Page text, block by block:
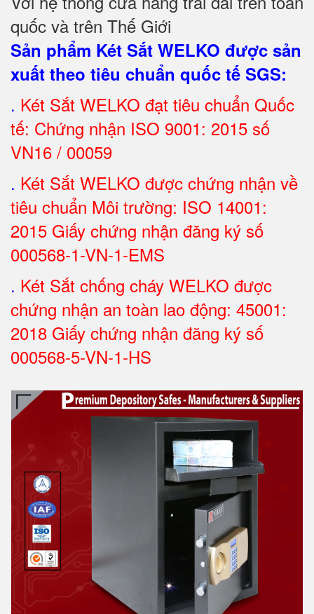
quốc và trên Thế Giới
Sản phẩm Két Sắt WELKO được sản
xuất theo tiêu chuẩn quốc tế SGS:
. Két Sắt WELKO đạt tiêu chuẩn Quốc
tế: Chứng nhận ISO 9001: 2015 số
VN16 / 00059
. Két Sắt WELKO được chứng nhận về
tiêu chuẩn Môi trường: ISO 14001:
2015 Giấy chứng nhận đăng ký số
000568-1-VN-1-EMS
. Két Sắt chống cháy WELKO được
chứng nhận an toàn lao động: 45001:
2018 Giấy chứng nhận đăng ký số
000568-5-VN-1-HS